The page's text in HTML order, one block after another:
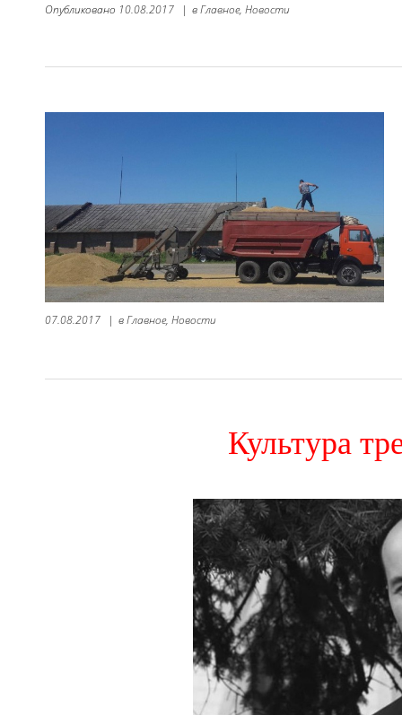
Опубликовано 10.08.2017 | вГлавное, Новости
07.08.2017 | вГлавное, Новости
Культура